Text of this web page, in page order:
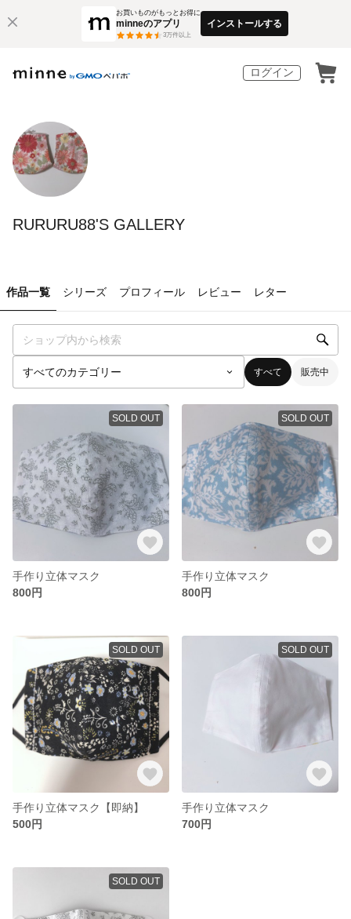
お買いものがもっとお得に
minneのアプリ
3万件以上
インストールする
ログイン
RURURU88'S GALLERY
作品一覧 シリーズ プロフィール レビュー レター
すべて 販売中
SOLD OUT
手作り立体マスク
800円
SOLD OUT
手作り立体マスク
800円
SOLD OUT
手作り立体マスク【即納】
500円
SOLD OUT
手作り立体マスク
700円
SOLD OUT